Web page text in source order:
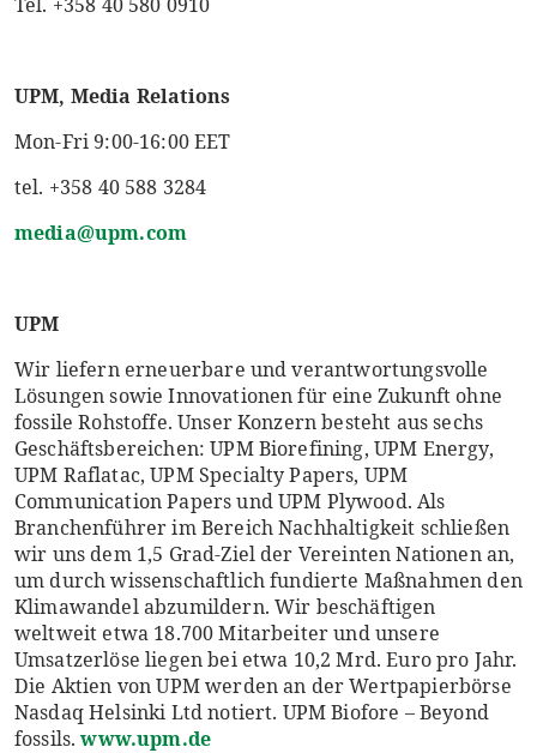
UPM, Media Relations
Mon-Fri 9:00-16:00 EET
tel. +358 40 588 3284
media@upm.com
UPM
Wir liefern erneuerbare und verantwortungsvolle
Lösungen sowie Innovationen für eine Zukunft ohne
fossile Rohstoffe. Unser Konzern besteht aus sechs
Geschäftsbereichen: UPM Biorefining, UPM Energy,
UPM Raflatac, UPM Specialty Papers, UPM
Communication Papers und UPM Plywood. Als
Branchenführer im Bereich Nachhaltigkeit schließen
wir uns dem 1,5 Grad-Ziel der Vereinten Nationen an,
um durch wissenschaftlich fundierte Maßnahmen den
Klimawandel abzumildern. Wir beschäftigen
weltweit etwa 18.700 Mitarbeiter und unsere
Umsatzerlöse liegen bei etwa 10,2 Mrd. Euro pro Jahr.
Die Aktien von UPM werden an der Wertpapierbörse
Nasdaq Helsinki Ltd notiert. UPM Biofore – Beyond
fossils.www.upm.de